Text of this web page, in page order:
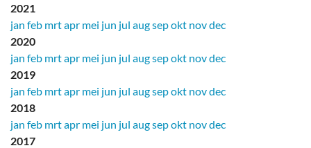
2021
jan feb mrtapr mei jun jul augsepokt novdec
2020
jan feb mrtapr mei jun jul augsepokt novdec
2019
jan feb mrtapr mei jun jul augsepokt novdec
2018
jan feb mrtapr mei jun jul augsepokt novdec
2017